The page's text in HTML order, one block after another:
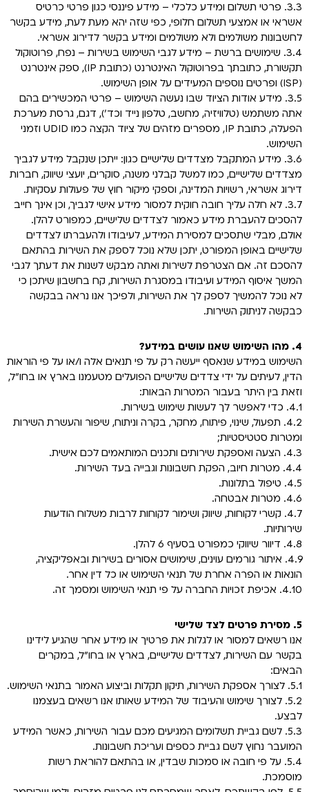
3.3. פרטי תשלום ומידע כלכלי – מידע פיננסי כגון פרטי כרטיס
אשראי או אמצעי תשלום חלופי, כפי שזה יהא מעת לעת, מידע בקשר
לחשבונות משולמים ולא משולמים ומידע בקשר לדירוג אשראי.
3.4. שימושים ברשת – מידע לגבי השימוש בשירות – נפח, פרוטוקול
תקשורת, כתובתך בפרוטוקול האינטרנט (כתובת IP), ספק אינטרנט
(ISP) ופרטים נוספים המעידים על אופן השימוש.
3.5. מידע אודות הציוד שבו נעשה השימוש – פרטי המכשירים בהם
אתה משתמש (טלוויזיה, מחשב, טלפון נייד וכד'), דגם, גרסת מערכת
הפעלה, כתובת IP, מספרים מזהים של ציוד הקצה כמו UDID וזמני
השימוש.
3.6. מידע המתקבל מצדדים שלישיים כגון: ייתכן שנקבל מידע לגביך
מצדדים שלישיים, כמו למשל קבלני משנה, סוקרים, יועצי שיווק, חברות
דירוג אשראי, רשויות המדינה, וספקי מיקור חוץ של פעולות עסקיות.
3.7. לא חלה עליך חובה חוקית למסור מידע אישי לגביך, וכן אינך חייב
להסכים להעברת מידע כאמור לצדדים שלישיים, כמפורט להלן.
אולם, מבלי שתסכים למסירת המידע, לעיבודו ולהעברתו לצדדים
שלישיים באופן המפורט, יתכן שלא נוכל לספק את השירות בהתאם
להסכם זה. אם הצטרפת לשירות ואתה מבקש לשנות את דעתך לגבי
המשך איסוף המידע ועיבודו במסגרת השירות, קח בחשבון שיתכן כי
לא נוכל להמשיך לספק לך את השירות, ולפיכך אנו נראה בבקשה
כבקשה לניתוק השירות.
4. מהו השימוש שאנו עושים במידע?
השימוש במידע שנאסף ייעשה רק על פי תנאים אלה ו/או על פי הוראות
הדין, לעיתים על ידי צדדים שלישיים הפועלים מטעמנו בארץ או בחו"ל,
וזאת בין היתר בעבור המטרות הבאות:
4.1. כדי לאפשר לך לעשות שימוש בשירות.
4.2. תפעול, שינוי, פיתוח, מחקר, בקרה וניתוח, שיפור והעשרת השירות
ומטרות סטטיסטיות;
4.3. הצעה ואספקת שירותים ותכנים המותאמים לכם אישית.
4.4. מטרות חיוב, הפקת חשבונות וגבייה בעד השירות.
4.5. טיפול בתלונות.
4.6. מטרות אבטחה.
4.7. קשרי לקוחות, שיווק ושימור לקוחות לרבות משלוח הודעות
שירותיות.
4.8. דיוור שיווקי כמפורט בסעיף 6 להלן.
4.9. איתור גורמים עוינים, שימושים אסורים בשירות ובאפליקציה,
הונאות או הפרה אחרת של תנאי השימוש או כל דין אחר.
4.10. אכיפת זכויות החברה על פי תנאי השימוש ומסמך זה.
5. מסירת פרטים לצד שלישי
אנו רשאים למסור או לגלות את פרטיך או מידע אחר שהגיע לידינו
בקשר עם השירות, לצדדים שלישיים, בארץ או בחו"ל, במקרים
הבאים:
5.1. לצורך אספקת השירות, תיקון תקלות וביצוע האמור בתנאי השימוש.
5.2. לצורך שימוש והעיבוד של המידע שאותו אנו רשאים בעצמנו
לבצע.
5.3. לשם גביית תשלומים המגיעים מכם עבור השירות, כאשר המידע
המועבר נחוץ לשם גביית כספים ועריכת חשבונות.
5.4. על פי חובה או סמכות שבדין, או בהתאם להוראת רשות
מוסמכת.